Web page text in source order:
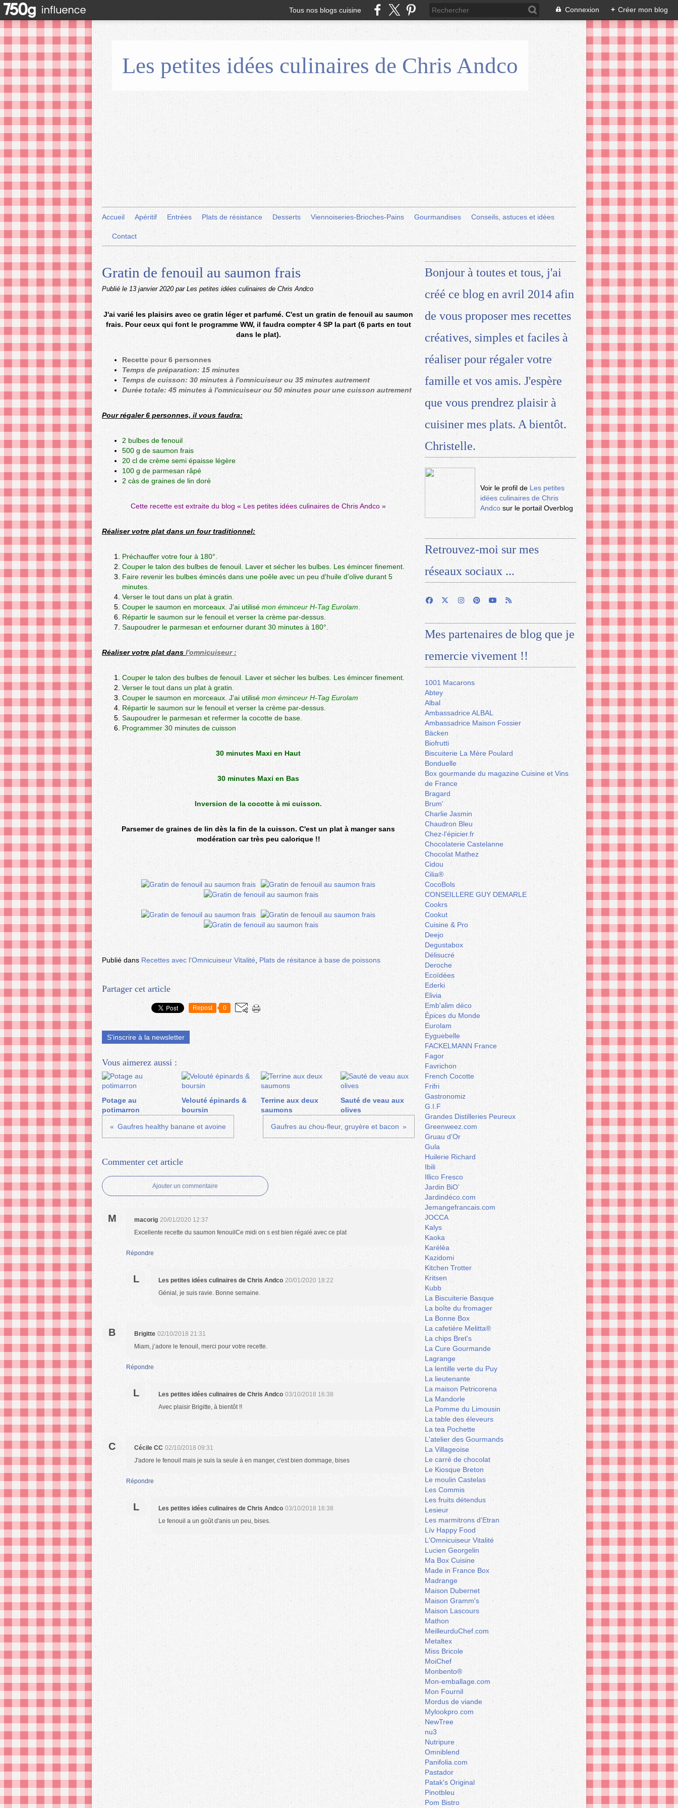
Tous nos blogs cuisine Connexion + Créer mon blog
Les petites idées culinaires de Chris Andco
Accueil Apéritif Entrées Plats de résistance Desserts Viennoiseries-Brioches-Pains Gourmandises Conseils, astuces et idées
Contact
Gratin de fenouil au saumon frais
Publié le 13 janvier 2020 par Les petites idées culinaires de Chris Andco
J'ai varié les plaisirs avec ce gratin léger et parfumé. C'est un gratin de fenouil au saumon
frais. Pour ceux qui font le programme WW, il faudra compter 4 SP la part (6 parts en tout
dans le plat).
Recette pour 6 personnes
Temps de préparation: 15 minutes
Temps de cuisson: 30 minutes à l'omnicuiseur ou 35 minutes autrement
Durée totale: 45 minutes à l'omnicuiseur ou 50 minutes pour une cuisson autrement
Pour régaler 6 personnes, il vous faudra:
2 bulbes de fenouil
500 g de saumon frais
20 cl de crème semi épaisse légère
100 g de parmesan râpé
2 càs de graines de lin doré
Cette recette est extraite du blog « Les petites idées culinaires de Chris Andco »
Réaliser votre plat dans un four traditionnel:
Préchauffer votre four à 180°.
Couper le talon des bulbes de fenouil. Laver et sécher les bulbes. Les émincer finement.
Faire revenir les bulbes émincés dans une poêle avec un peu d'huile d'olive durant 5
minutes.
Verser le tout dans un plat à gratin.
Couper le saumon en morceaux. J'ai utilisé mon éminceur H-Tag Eurolam
Répartir le saumon sur le fenouil et verser la crème par-dessus.
Saupoudrer le parmesan et enfourner durant 30 minutes à 180°.
Réaliser votre plat dans l'omnicuiseur :
Couper le talon des bulbes de fenouil. Laver et sécher les bulbes. Les émincer finement.
Verser le tout dans un plat à gratin.
Couper le saumon en morceaux. J'ai utilisé mon éminceur H-Tag Eurolam
Répartir le saumon sur le fenouil et verser la crème par-dessus.
Saupoudrer le parmesan et refermer la cocotte de base.
Programmer 30 minutes de cuisson
30 minutes Maxi en Haut
30 minutes Maxi en Bas
Inversion de la cocotte à mi cuisson.
Parsemer de graines de lin dès la fin de la cuisson. C'est un plat à manger sans
modération car très peu calorique !!
Publié dans Recettes avec l'Omnicuiseur Vitalité Plats de résitance à base de poissons
Partager cet article
Repost 0
S'inscrire à la newsletter
Vous aimerez aussi :
Potage au
potimarron
Velouté épinards &
boursin
Terrine aux deux
saumons
Sauté de veau aux
olives
Gaufres healthy banane et avoine Gaufres au chou-fleur, gruyère et bacon
Commenter cet article
Ajouter un commentaire
M macorig 20/01/2020 12:37
Excellente recette du saumon fenouilCe midi on s est bien régalé avec ce plat
Répondre
L Les petites idées culinaires de Chris Andco 20/01/2020 18:22
Génial, je suis ravie. Bonne semaine.
B Brigitte 02/10/2018 21:31
Miam, j’adore le fenouil, merci pour votre recette.
Répondre
L Les petites idées culinaires de Chris Andco 03/10/2018 16:38
Avec plaisir Brigitte, à bientôt !!
C Cécile CC 02/10/2018 09:31
J'adore le fenouil mais je suis la seule à en manger, c'est bien dommage, bises
Répondre
L Les petites idées culinaires de Chris Andco 03/10/2018 16:38
Le fenouil a un goût d'anis un peu, bises.
Bonjour à toutes et tous, j'ai
créé ce blog en avril 2014 afin
de vous proposer mes recettes
créatives, simples et faciles à
réaliser pour régaler votre
famille et vos amis. J'espère
que vous prendrez plaisir à
cuisiner mes plats. A bientôt.
Christelle.
Voir le profil de Les petites
idées culinaires de Chris
Andco sur le portail Overblog
Retrouvez-moi sur mes
réseaux sociaux ...
Mes partenaires de blog que je
remercie vivement !!
1001 Macarons
Abtey
Albal
Ambassadrice ALBAL
Ambassadrice Maison Fossier
Bäcken
Biofrutti
Biscuiterie La Mère Poulard
Bonduelle
Box gourmande du magazine Cuisine et Vins
de France
Bragard
Brum'
Charlie Jasmin
Chaudron Bleu
Chez-l'épicier.fr
Chocolaterie Castelanne
Chocolat Mathez
Cidou
Cilia®
CocoBols
CONSEILLERE GUY DEMARLE
Cookrs
Cookut
Cuisine & Pro
Deejo
Degustabox
Délisucré
Deroche
Ecoïdées
Ederki
Elivia
Emb'alim déco
Épices du Monde
Eurolam
Eyguebelle
FACKELMANN France
Fagor
Favrichon
French Cocotte
Frifri
Gastronomiz
G.I.F
Grandes Distilleries Peureux
Greenweez.com
Gruau d’Or
Gula
Huilerie Richard
Ibili
Illico Fresco
Jardin BiO’
Jardindéco.com
Jemangefrancais.com
JOCCA
Kalys
Kaoka
Karéléa
Kazidomi
Kitchen Trotter
Kritsen
Kubb
La Biscuiterie Basque
La boîte du fromager
La Bonne Box
La cafetière Melitta®
La chips Bret's
La Cure Gourmande
Lagrange
La lentille verte du Puy
La lieutenante
La maison Petricorena
La Mandorle
La Pomme du Limousin
La table des éleveurs
La tea Pochette
L'atelier des Gourmands
La Villageoise
Le carré de chocolat
Le Kiosque Breton
Le moulin Castelas
Les Commis
Les fruits détendus
Lesieur
Les marmitrons d'Etran
Lïv Happy Food
L'Omnicuiseur Vitalité
Lucien Georgelin
Ma Box Cuisine
Made in France Box
Madrange
Maison Dubernet
Maison Gramm's
Maison Lascours
Mathon
MeilleurduChef.com
Metaltex
Miss Bricole
MoiChef
Monbento®
Mon-emballage.com
Mon Fournil
Mordus de viande
Mylookpro.com
NewTree
nu3
Nutripure
Omniblend
Panifolia.com
Pastador
Patak's Original
Pinotbleu
Pom Bistro